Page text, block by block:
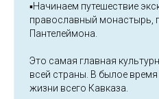
▪️Начинаем путешествие
православный монастырь,
Пантелеймона.
Это самая главная
всей страны. В былое
жизни всего Кавказа.